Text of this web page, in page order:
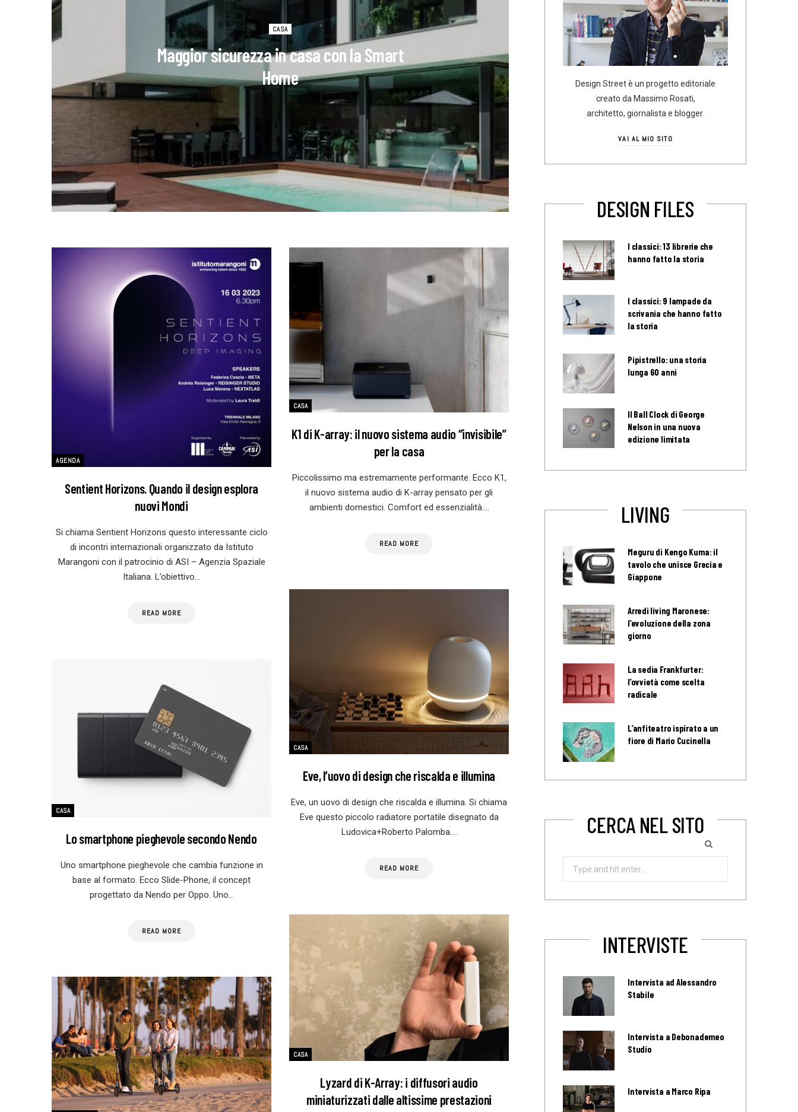
CASA
Maggior sicurezza in casa con la Smart
Home
AGENDA
Sentient Horizons. Quando il design esplora
nuovi Mondi
Si chiama Sentient Horizons questo interessante ciclo
di incontri internazionali organizzato da Istituto
Marangoni con il patrocinio di ASI – Agenzia Spaziale
Italiana. L’obiettivo…
READ MORE
CASA
K1 di K-array: il nuovo sistema audio “invisibile”
per la casa
Piccolissimo ma estremamente performante. Ecco K1,
il nuovo sistema audio di K-array pensato per gli
ambienti domestici. Comfort ed essenzialità.…
READ MORE
CASA
Eve, l’uovo di design che riscalda e illumina
Eve, un uovo di design che riscalda e illumina. Si chiama
Eve questo piccolo radiatore portatile disegnato da
Ludovica+Roberto Palomba.…
READ MORE
CASA
Lo smartphone pieghevole secondo Nendo
Uno smartphone pieghevole che cambia funzione in
base al formato. Ecco Slide-Phone, il concept
progettato da Nendo per Oppo. Uno…
READ MORE
CASA
Lyzard di K-Array: i diffusori audio
miniaturizzati dalle altissime prestazioni
Design Street è un progetto editoriale
creato da Massimo Rosati,
architetto, giornalista e blogger.
VAI AL MIO SITO
DESIGN FILES
I classici: 13 librerie che
hanno fatto la storia
I classici: 9 lampade da
scrivania che hanno fatto
la storia
Pipistrello: una storia
lunga 60 anni
Il Ball Clock di George
Nelson in una nuova
edizione limitata
LIVING
Meguru di Kengo Kuma: il
tavolo che unisce Grecia e
Giappone
Arredi living Maronese:
l’evoluzione della zona
giorno
La sedia Frankfurter:
l’ovvietà come scelta
radicale
L’anfiteatro ispirato a un
fiore di Mario Cucinella
CERCA NEL SITO
INTERVISTE
Intervista ad Alessandro
Stabile
Intervista a Debonademeo
Studio
Intervista a Marco Ripa